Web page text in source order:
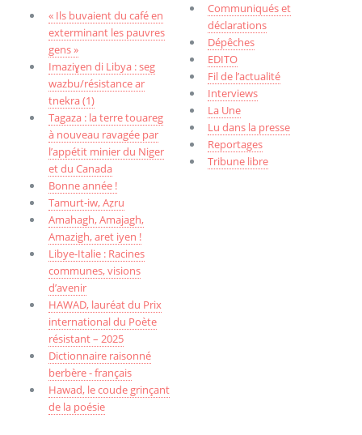
« Ils buvaient du café en
exterminant les pauvres
gens »
Imaziɣen di Libya : seg
wazbu/résistance ar
tnekra (1)
Tagaza : la terre touareg
à nouveau ravagée par
l’appétit minier du Niger
et du Canada
Bonne année !
Tamurt-iw, Aẓru
Amahagh, Amajagh,
Amazigh, aret iyen !
Libye-Italie : Racines
communes, visions
d’avenir
HAWAD, lauréat du Prix
international du Poète
résistant – 2025
Dictionnaire raisonné
berbère - français
Hawad, le coude grinçant
de la poésie
Communiqués et
déclarations
Dépêches
EDITO
Fil de l’actualité
Interviews
La Une
Lu dans la presse
Reportages
Tribune libre